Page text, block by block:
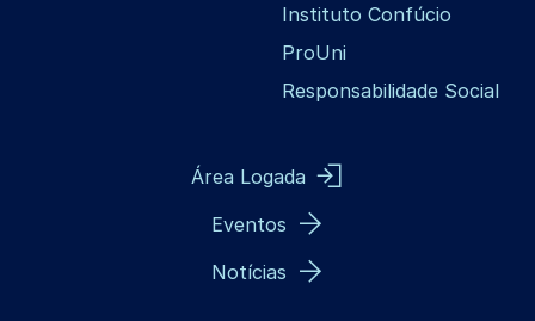
Instituto Confúcio
ProUni
Responsabilidade Social
Área Logada
Eventos
Notícias